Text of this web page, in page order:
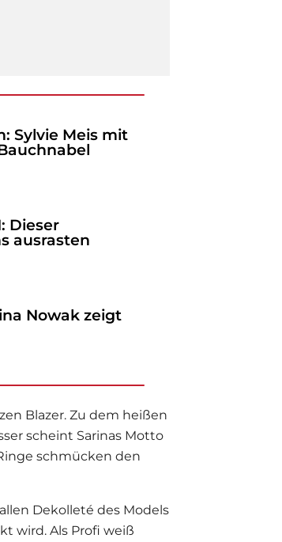
Sylvie Meis mit
Dieser
ausrasten
Nowak zeigt
Blazer. Zu dem heißen
scheint Sarinas Motto
schmücken den
Dekolleté des Models
wird. Als Profi weiß